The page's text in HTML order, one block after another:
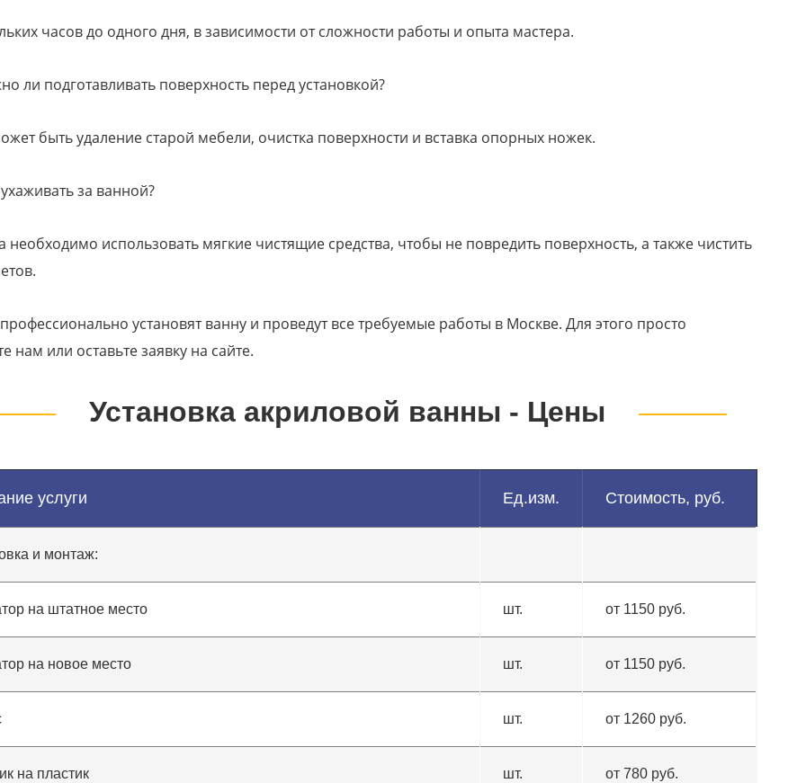
часов до одного дня, в зависимости от сложности работы и опыта мастера.
ли подготавливать поверхность перед установкой?
быть удаление старой мебели, очистка поверхности и вставка опорных ножек.
за ванной?
необходимо использовать мягкие чистящие средства, чтобы не повредить поверхность, а также чистить
установят ванну и проведут все требуемые работы в Москве. Для этого просто
нам или оставьте заявку на сайте.
Установка акриловой ванны - Цены
услуги Ед.изм. Стоимость, руб.
и монтаж:
на штатное место шт. от 1150 руб.
на новое место шт. от 1150 руб.
шт. от 1260 руб.
на пластик шт. от 780 руб.